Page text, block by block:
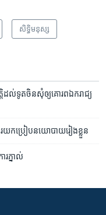
សិទ្ធិ​មនុស្ស
តិ​ដល់​ទូត​ចិន​សុំឲ្យ​គោរព​ឯករាជ្យ​
ក​ប្រៀប​នយោបាយ​រៀង​ខ្លួន
ភ្នាល់